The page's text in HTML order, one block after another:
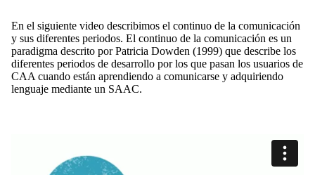
En el siguiente video describimos el continuo de la comunicación
y sus diferentes periodos. El continuo de la comunicación es un
paradigma descrito por Patricia Dowden (1999) que describe los
diferentes periodos de desarrollo por los que pasan los usuarios de
CAA cuando están aprendiendo a comunicarse y adquiriendo
lenguaje mediante un SAAC.